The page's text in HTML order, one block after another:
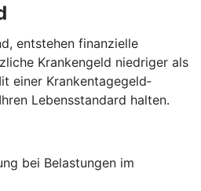
entstehen finanzielle
Krankengeld niedriger als
einer Krankentagegeld­
Lebensstandard halten.
bei Belastungen im